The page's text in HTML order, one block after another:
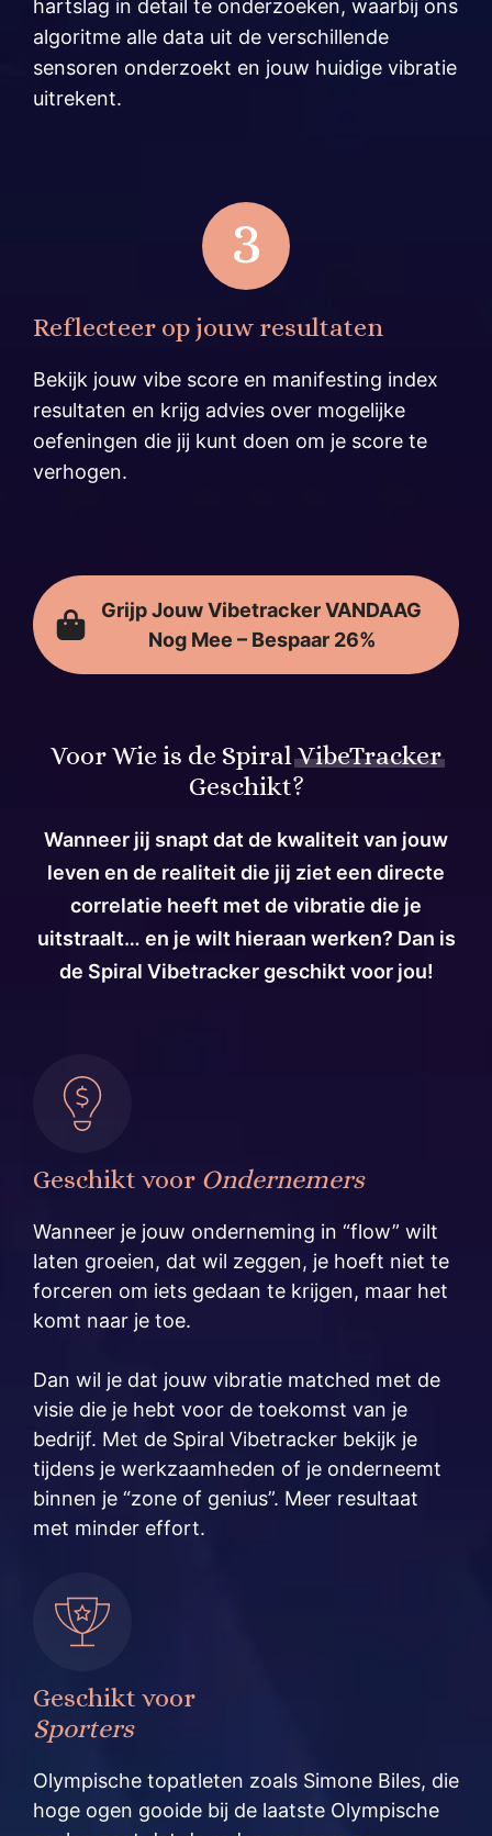
hartslag in detail te onderzoeken, waarbij ons
algoritme alle data uit de verschillende
sensoren onderzoekt en jouw huidige vibratie
uitrekent.
3
Reflecteer op jouw resultaten
Bekijk jouw vibe score en manifesting index
resultaten en krijg advies over mogelijke
oefeningen die jij kunt doen om je score te
verhogen.
Grijp Jouw Vibetracker VANDAAG
Nog Mee – Bespaar 26%
Voor Wie is de SpiralVibeTracker
Geschikt?
Wanneer jij snapt dat de kwaliteit van jouw
leven en de realiteit die jij ziet een directe
correlatie heeft met de vibratie die je
uitstraalt… en je wilt hieraan werken? Dan is
de Spiral Vibetracker geschikt voor jou!
Geschikt voor Ondernemers
Wanneer je jouw onderneming in “flow” wilt
laten groeien, dat wil zeggen, je hoeft niet te
forceren om iets gedaan te krijgen, maar het
komt naar je toe.
Dan wil je dat jouw vibratie matched met de
visie die je hebt voor de toekomst van je
bedrijf. Met de Spiral Vibetracker bekijk je
tijdens je werkzaamheden of je onderneemt
binnen je “zone of genius”. Meer resultaat
met minder effort.
Geschikt voor
Sporters
Olympische topatleten zoals Simone Biles, die
hoge ogen gooide bij de laatste Olympische